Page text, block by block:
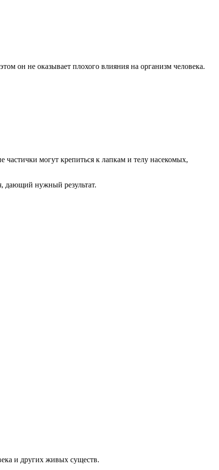
он не оказывает плохого влияния на организм человека.
могут крепиться к лапкам и телу насекомых,
дающий нужный результат.
и других живых существ.